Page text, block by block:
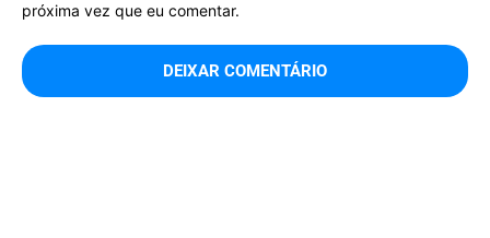
próxima vez que eu comentar.